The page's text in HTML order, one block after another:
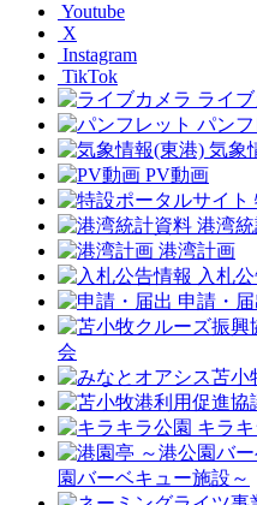
Youtube
X
Instagram
TikTok
ライ
パンフ
気象
PV動画
港湾
港湾計画
入札
申請・届
会
キラ
園バーベキュー施設～